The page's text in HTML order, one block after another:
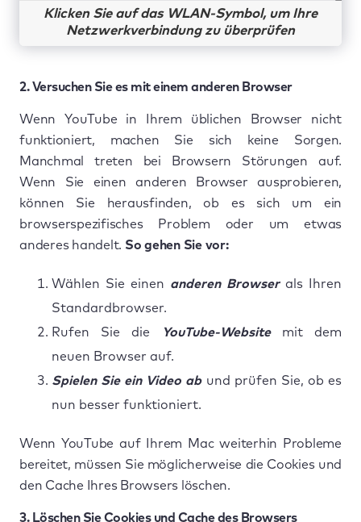
Klicken Sie auf das WLAN-Symbol, um Ihre
Netzwerkverbindung zu überprüfen
2. Versuchen Sie es mit einem anderen Browser
Wenn YouTube in Ihrem üblichen Browser nicht
funktioniert, machen Sie sich keine Sorgen.
Manchmal treten bei Browsern Störungen auf.
Wenn Sie einen anderen Browser ausprobieren,
können Sie herausfinden, ob es sich um ein
browserspezifisches Problem oder um etwas
anderes handelt. So gehen Sie vor:
Wählen Sie einen anderen Browserals Ihren
Standardbrowser.
Rufen Sie die
YouTube-Websitemit dem
neuen Browser auf.
Spielen Sie ein Video abund prüfen Sie, ob es
nun besser funktioniert.
Wenn YouTube auf Ihrem Mac weiterhin Probleme
bereitet, müssen Sie möglicherweise die Cookies und
den Cache Ihres Browsers löschen.
3. Löschen Sie Cookies und Cache des Browsers